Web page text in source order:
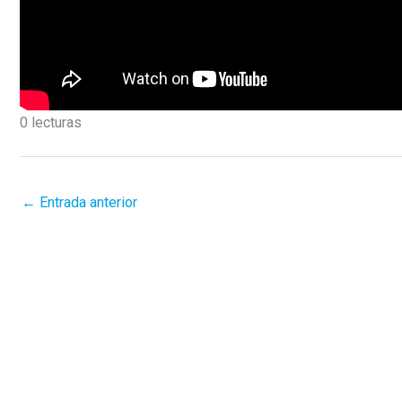
0 lecturas
← Entrada anterior